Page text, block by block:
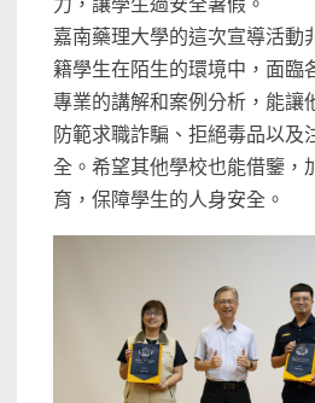
嘉南藥理大學的這次宣導活動
籍學生在陌生的環境中，面臨
專業的講解和案例分析，能讓
防範求職詐騙、拒絕毒品以及
全。希望其他學校也能借鑒，
育，保障學生的人身安全。